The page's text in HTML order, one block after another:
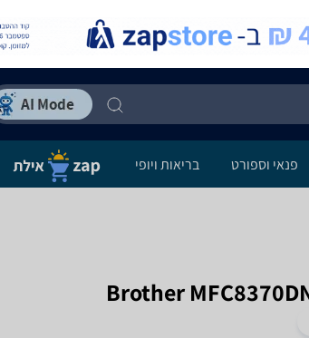
פנאי וספורט בריאות ויופי